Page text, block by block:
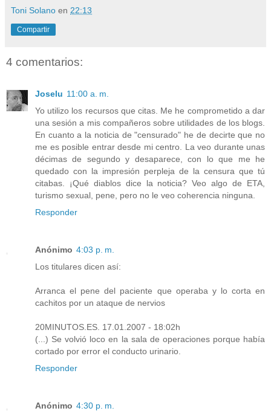
Toni Solano en 22:13
Compartir
4 comentarios:
Joselu 11:00 a. m.
Yo utilizo los recursos que citas. Me he comprometido a dar
una sesión a mis compañeros sobre utilidades de los blogs.
En cuanto a la noticia de "censurado" he de decirte que no
me es posible entrar desde mi centro. La veo durante unas
décimas de segundo y desaparece, con lo que me he
quedado con la impresión perpleja de la censura que tú
citabas. ¡Qué diablos dice la noticia? Veo algo de ETA,
turismo sexual, pene, pero no le veo coherencia ninguna.
Responder
Anónimo 4:03 p. m.
Los titulares dicen así:
Arranca el pene del paciente que operaba y lo corta en
cachitos por un ataque de nervios
20MINUTOS.ES. 17.01.2007 - 18:02h
(...) Se volvió loco en la sala de operaciones porque había
cortado por error el conducto urinario.
Responder
Anónimo 4:30 p. m.